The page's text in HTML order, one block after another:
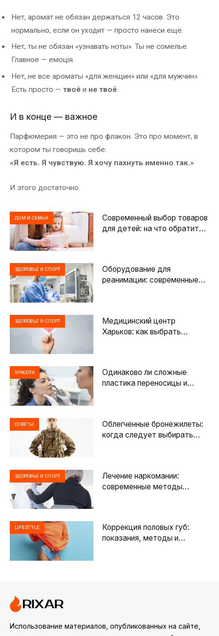
Нет, аромат не обязан держаться 12 часов. Это
нормально, если он уходит — просто нанеси ещё.
Нет, ты не обязан «узнавать ноты». Ты не сомелье.
Главное — емоція.
Нет, не все ароматы «для женщин» или «для мужчин».
Есть просто — твоё и не твоё.
И в конце — важное
Парфюмерия — это не про флакон. Это про момент, в
котором ты говоришь себе:
«Я есть. Я чувствую. Я хочу пахнуть именно так.»
И этого достаточно.
ДОМ И СЕМЬЯ
Современный выбор товаров
для детей: на что обратить
ЗДОРОВЬЕ И СПОРТ
Оборудование для
реанимации: современные
ЗДОРОВЬЕ И СПОРТ
Медицинский центр
Харьков: как выбрать
КРАСОТА
Одинаково ли сложные
пластика переносицы и
СОВЕТЫ
Облегченные бронежилеты:
когда следует выбирать
ЗДОРОВЬЕ И СПОРТ
Лечение наркомании:
современные методы
LIFESTYLE
Коррекция половых губ:
показания, методы и
Использование материалов, опубликованных на сайте,